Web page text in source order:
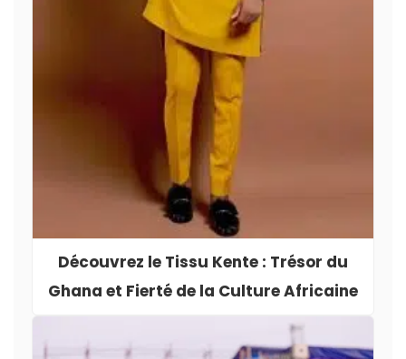
Découvrez le Tissu Kente : Trésor du
Ghana et Fierté de la Culture Africaine